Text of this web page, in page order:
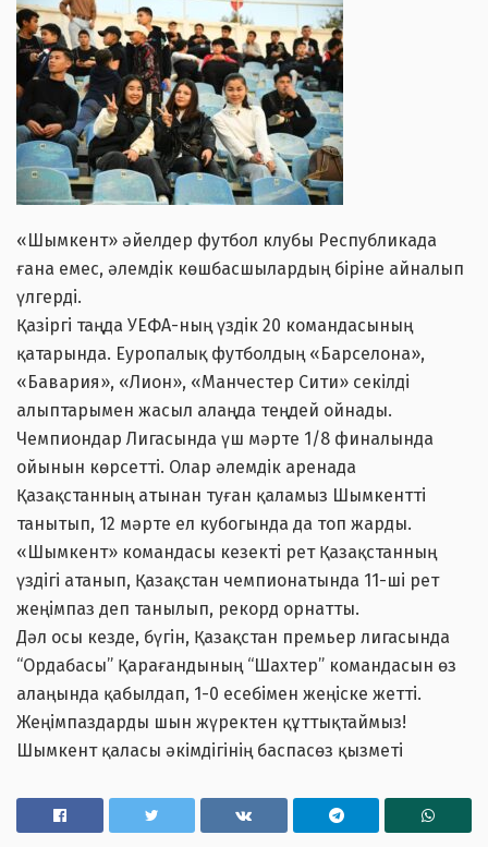
«Шымкент» әйелдер футбол клубы Республикада
ғана емес, әлемдік көшбасшылардың біріне айналып
үлгерді.
Қазіргі таңда УЕФА-ның үздік 20 командасының
қатарында. Еуропалық футболдың «Барселона»,
«Бавария», «Лион», «Манчестер Сити» секілді
алыптарымен жасыл алаңда теңдей ойнады.
Чемпиондар Лигасында үш мәрте 1/8 финалында
ойынын көрсетті. Олар әлемдік аренада
Қазақстанның атынан туған қаламыз Шымкентті
танытып, 12 мәрте ел кубогында да топ жарды.
«Шымкент» командасы кезекті рет Қазақстанның
үздігі атанып, Қазақстан чемпионатында 11-ші рет
жеңімпаз деп танылып, рекорд орнатты.
Дәл осы кезде, бүгін, Қазақстан премьер лигасында
“Ордабасы” Қарағандының “Шахтер” командасын өз
алаңында қабылдап, 1-0 есебімен жеңіске жетті.
Жеңімпаздарды шын жүректен құттықтаймыз!
Шымкент қаласы әкімдігінің баспасөз қызметі